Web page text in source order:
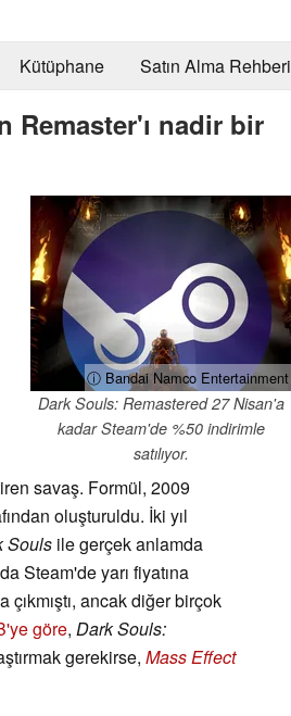
Kütüphane Satın Alma Rehberi
Remaster'ı nadir bir
ⓘ Bandai Namco Entertainment
Dark Souls: Remastered 27 Nisan'a
kadar Steam'de %50 indirimle
satılıyor.
savaş. Formül, 2009
oluşturuldu. İki yıl
Souls ile gerçek anlamda
Steam'de yarı fiyatına
ancak diğer birçok
göre, Dark Souls:
gerekirse, Mass Effect